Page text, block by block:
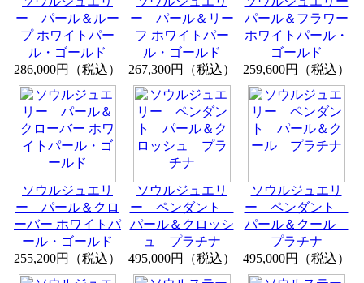
ー パール＆ルー
プ ホワイトパー
ル・ゴールド
286,000円（税込）
ー パール＆リー
フ ホワイトパー
ル・ゴールド
267,300円（税込）
パール＆フラワー
ホワイトパール・
ゴールド
259,600円（税込）
ソウルジュエリ
ー パール＆クロ
ーバー ホワイトパ
ール・ゴールド
255,200円（税込）
ソウルジュエリ
ー ペンダント
パール＆クロッシ
ュ プラチナ
495,000円（税込）
ソウルジュエリ
ー ペンダント
パール＆クール
プラチナ
495,000円（税込）